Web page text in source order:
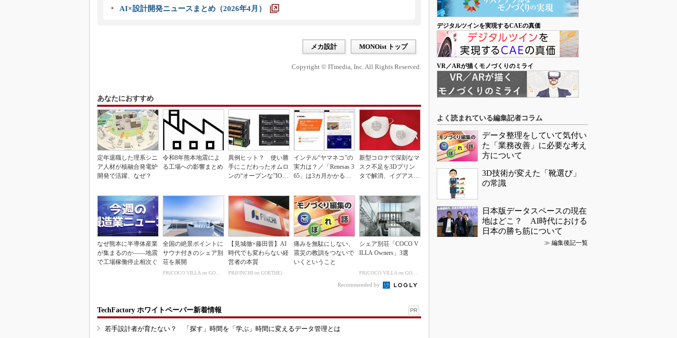
AI×設計開発ニュースまとめ（2026年4月）
メカ設計 MONOist トップ
Copyright © ITmedia, Inc. All Rights Reserved.
あなたにおすすめ
定年退職した理系シニ
ア人材が核融合発電炉
開発で活躍、なぜ？
令和8年熊本地震によ
る工場への影響まとめ
異例ヒット？ 使い勝
手にこだわったオムロ
ンの“オープンな”IO-L
インテル“ヤマネコ”の
実力は？／「Renesas 3
65」は3カ月かかる作
新型コロナで深刻なマ
スク不足を3Dプリン
タで解消、イグアスが
なぜ熊本に半導体産業
が集まるのか――地震
で工場稼働停止相次ぐ
全国の絶景ポイントに
サウナ付きのシェア別
荘を展開
PR(COCO VILLA on GOETHE)
【見城徹×藤田晋】AI
時代でも変わらない経
営者の本質
PR(FINCHI on GOETHE)
痛みを無駄にしない、
震災の教訓をつないで
いくということ
シェア別荘「COCO V
ILLA Owners」3選
PR(COCO VILLA on GOETHE)
Recommended by
TechFactory ホワイトペーパー新着情報 PR
若手設計者が育たない？ 「探す」時間を「学ぶ」時間に変えるデータ管理とは
デジタルツインを実現するCAEの真価
VR／ARが描くモノづくりのミライ
よく読まれている編集記者コラム
データ整理をしていて気付い
た「業務改善」に必要な考え
方について
3D技術が変えた「靴選び」
の常識
日本版データスペースの現在
地はどこ？ AI時代における
日本の勝ち筋について
≫ 編集後記一覧